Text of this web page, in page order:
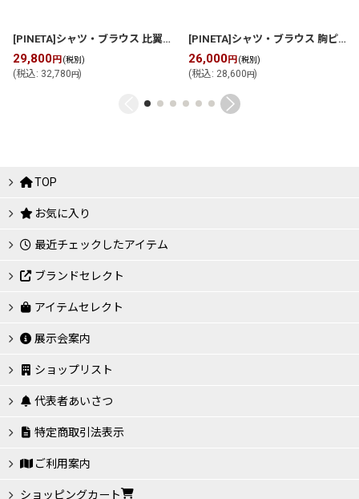
[PINETA]シャツ・ブラウス 比翼仕立ての裾ポイント ブラウス [
29,800円 (税別)
(税込: 32,780円)
[PINETA]シャツ・ブラウス 胸ピンタック ウエスト切替ギャザー ブラウス
26,000円 (税別)
(税込: 28,600円)
TOP
お気に入り
最近チェックしたアイテム
ブランドセレクト
アイテムセレクト
展示会案内
ショップリスト
代表者あいさつ
特定商取引法表示
ご利用案内
ショッピングカート